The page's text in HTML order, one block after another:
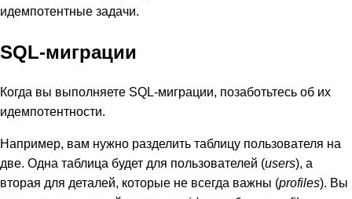
идемпотентные задачи.
SQL-миграции
Когда вы выполняете SQL-миграции, позаботьтесь об их
идемпотентности.
Например, вам нужно разделить таблицу пользователя на
две. Одна таблица будет для пользователей (users), а
вторая для деталей, которые не всегда важны (profiles). Вы